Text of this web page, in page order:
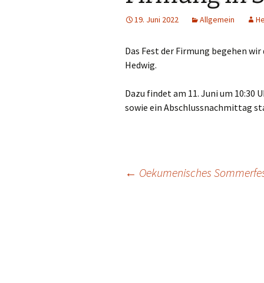
Links
PGR-Wahl 2019
Prävention im
19. Juni 2022 Allgemein
Das Fest der Firmung begehen
Hedwig.
Dazu findet am 11. Juni um 10:30
sowie ein Abschlussnachmittag
← Oekumenisches